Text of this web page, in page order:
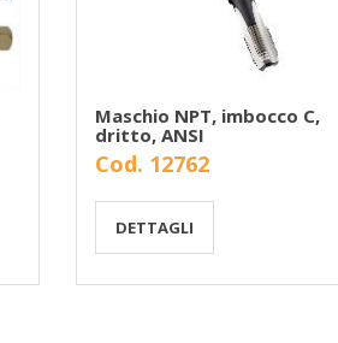
Maschio NPT, imbocco C,
dritto, ANSI
Cod. 12762
DETTAGLI